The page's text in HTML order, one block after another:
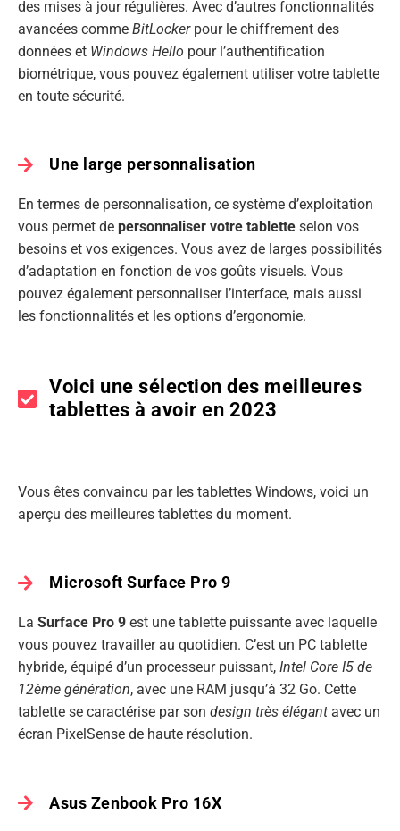
des mises à jour régulières. Avec d’autres fonctionnalités
avancées comme BitLockerpour le chiffrement des
données et Windows Hello pour l’authentification
biométrique, vous pouvez également utiliser votre tablette
en toute sécurité.
Une large personnalisation
En termes de personnalisation, ce système d’exploitation
vous permet de personnaliser votre tablette selon vos
besoins et vos exigences. Vous avez de larges possibilités
d’adaptation en fonction de vos goûts visuels. Vous
pouvez également personnaliser l’interface, mais aussi
les fonctionnalités et les options d’ergonomie.
Voici une sélection des meilleures
tablettes à avoir en 2023
Vous êtes convaincu par les tablettes Windows, voici un
aperçu des meilleures tablettes du moment.
Microsoft Surface Pro 9
La Surface Pro 9 est une tablette puissante avec laquelle
vous pouvez travailler au quotidien. C’est un PC tablette
hybride, équipé d’un processeur puissant, Intel Core I5 de
12ème génération, avec une RAM jusqu’à 32 Go. Cette
tablette se caractérise par son design très élégant avec un
écran PixelSense de haute résolution.
Asus Zenbook Pro 16X